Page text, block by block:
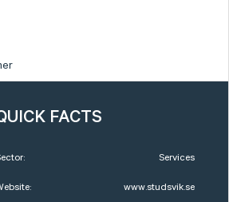
FACTS
Services
www.studsvik.se